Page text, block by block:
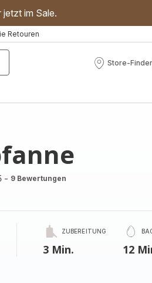
im Sale.
Retouren
Store-Finder
Store-
- 9 Bewertungen
ZUBEREITUNG
3 Min. 12